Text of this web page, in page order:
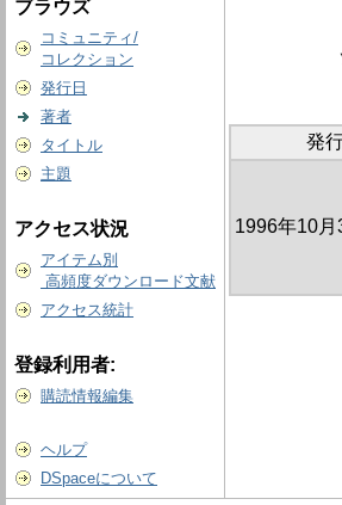
ブラウズ
コミュニティ/
コレクション
発行日
著者
タイトル
主題
アクセス状況
アイテム別
高頻度ダウンロード文献
アクセス統計
登録利用者:
購読情報編集
ヘルプ
DSpaceについて
発
1996年10月